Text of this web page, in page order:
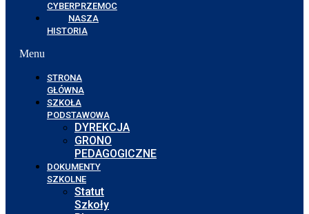
CYBERPRZEMOC
NASZA
HISTORIA
Menu
STRONA
GŁÓWNA
SZKOŁA
PODSTAWOWA
DYREKCJA
GRONO
PEDAGOGICZNE
DOKUMENTY
SZKOLNE
Statut
Szkoły